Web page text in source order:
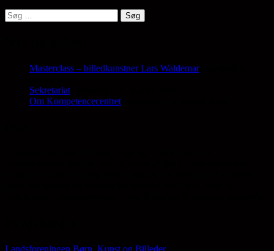
Søg
efter:
Masterclass – billedkunstner Lars WaldemarOpdateret d. 6.
Sekretariat
Om Kompetencecentret
Landsforeningen Børn, Kunst og Billeder